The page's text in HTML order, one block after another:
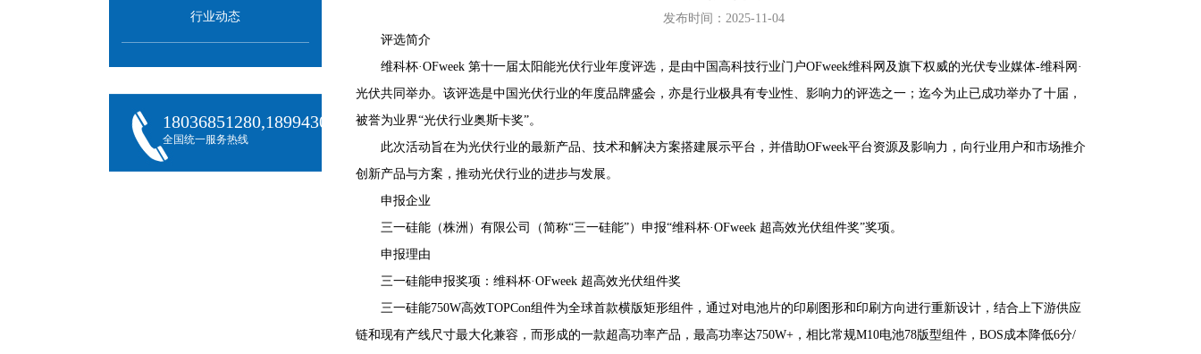
行业动态
18036851280,18994301288,18068407382
全国统一服务热线
发布时间：2025-11-04
评选简介
维科杯·OFweek 第十一届太阳能光伏行业年度评选，是由中国高科技行业门户OFweek维科网及旗下权威的光伏专业媒体-维科网·
光伏共同举办。该评选是中国光伏行业的年度品牌盛会，亦是行业极具有专业性、影响力的评选之一；迄今为止已成功举办了十届，
被誉为业界“光伏行业奥斯卡奖”。
此次活动旨在为光伏行业的最新产品、技术和解决方案搭建展示平台，并借助OFweek平台资源及影响力，向行业用户和市场推介
创新产品与方案，推动光伏行业的进步与发展。
申报企业
三一硅能（株洲）有限公司（简称“三一硅能”）申报“维科杯·OFweek 超高效光伏组件奖”奖项。
申报理由
三一硅能申报奖项：维科杯·OFweek 超高效光伏组件奖
三一硅能750W高效TOPCon组件为全球首款横版矩形组件，通过对电池片的印刷图形和印刷方向进行重新设计，结合上下游供应
链和现有产线尺寸最大化兼容，而形成的一款超高功率产品，最高功率达750W+，相比常规M10电池78版型组件，BOS成本降低6分/